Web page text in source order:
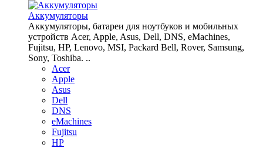
Аккумуляторы
Аккумуляторы, батареи для ноутбуков и мобильных
устройств Acer, Apple, Asus, Dell, DNS, eMachines,
Fujitsu, HP, Lenovo, MSI, Packard Bell, Rover, Samsung,
Sony, Toshiba. ..
Acer
Apple
Asus
Dell
DNS
eMachines
Fujitsu
HP